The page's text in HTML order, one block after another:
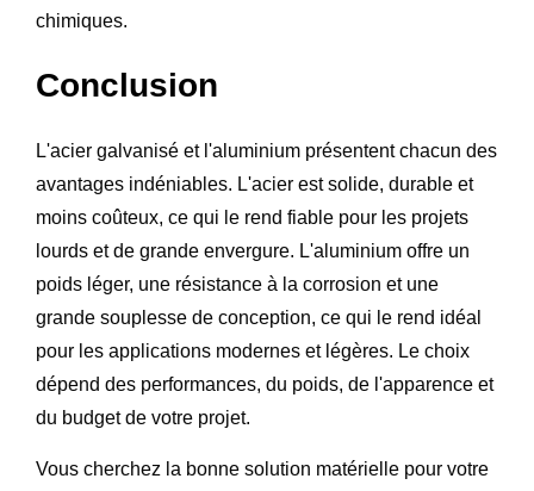
chimiques.
Conclusion
L'acier galvanisé et l'aluminium présentent chacun des
avantages indéniables. L'acier est solide, durable et
moins coûteux, ce qui le rend fiable pour les projets
lourds et de grande envergure. L'aluminium offre un
poids léger, une résistance à la corrosion et une
grande souplesse de conception, ce qui le rend idéal
pour les applications modernes et légères. Le choix
dépend des performances, du poids, de l'apparence et
du budget de votre projet.
Vous cherchez la bonne solution matérielle pour votre